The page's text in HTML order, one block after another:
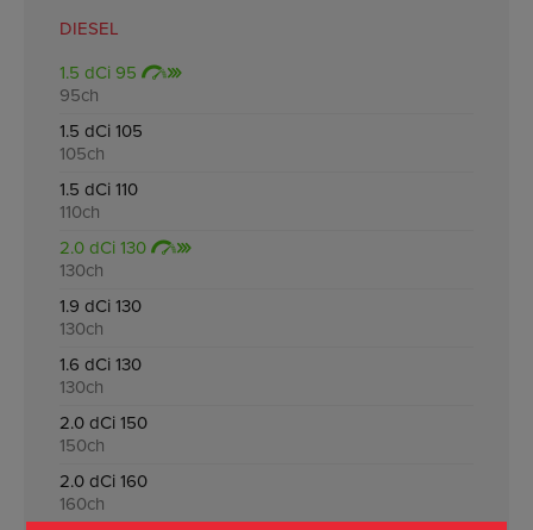
DIESEL
1.5 dCi 95
95ch
1.5 dCi 105
105ch
1.5 dCi 110
110ch
2.0 dCi 130
130ch
1.9 dCi 130
130ch
1.6 dCi 130
130ch
2.0 dCi 150
150ch
2.0 dCi 160
160ch